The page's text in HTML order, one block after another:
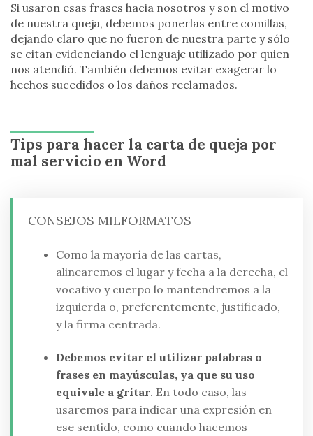
Si usaron esas frases hacia nosotros y son el motivo
de nuestra queja, debemos ponerlas entre comillas,
dejando claro que no fueron de nuestra parte y sólo
se citan evidenciando el lenguaje utilizado por quien
nos atendió. También debemos evitar exagerar lo
hechos sucedidos o los daños reclamados.
Tips para hacer la carta de queja por
mal servicio en Word
CONSEJOS MILFORMATOS
Como la mayoría de las cartas,
alinearemos el lugar y fecha a la derecha, el
vocativo y cuerpo lo mantendremos a la
izquierda o, preferentemente, justificado,
y la firma centrada.
Debemos evitar el utilizar palabras o
frases en mayúsculas, ya que su uso
equivale a gritar. En todo caso, las
usaremos para indicar una expresión en
ese sentido, como cuando hacemos